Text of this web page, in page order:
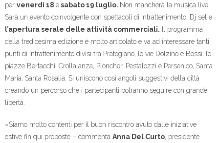
per venerdì 18 esabato 19 luglio. Non mancherà la musica live!
Sarà un evento coinvolgente con spettacoli di intrattenimento, Dj set e
l’apertura serale delle attività commerciali. Il programma
della tredicesima edizione è molto articolato e va ad interessare tanti
punti di intrattenimento divisi tra Pratogiano, le vie Dolzino e Bossi, le
piazze Bertacchi, Crollalanza, Ploncher, Pestalozzi e Persenico, Santa
Maria, Santa Rosalia. Si uniscono così angoli suggestivi della città
creando un percorso che i partecipanti potranno seguire con grande
libertà.
«Siamo molto contenti per il buon riscontro avuto dalle iniziative
estive fin qui proposte – commenta Anna Del Curto , presidente